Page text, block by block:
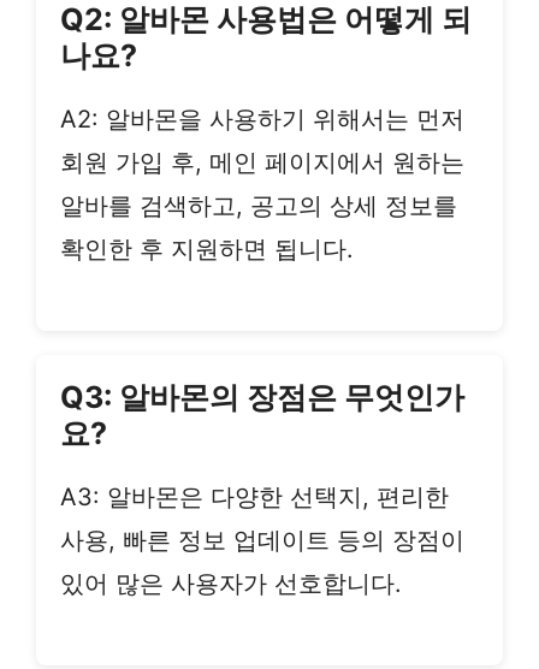
Q2: 알바몬 사용법은 어떻게 되
나요?
A2: 알바몬을 사용하기 위해서는 먼저
회원 가입 후, 메인 페이지에서 원하는
알바를 검색하고, 공고의 상세 정보를
확인한 후 지원하면 됩니다.
Q3: 알바몬의 장점은 무엇인가
요?
A3: 알바몬은 다양한 선택지, 편리한
사용, 빠른 정보 업데이트 등의 장점이
있어 많은 사용자가 선호합니다.